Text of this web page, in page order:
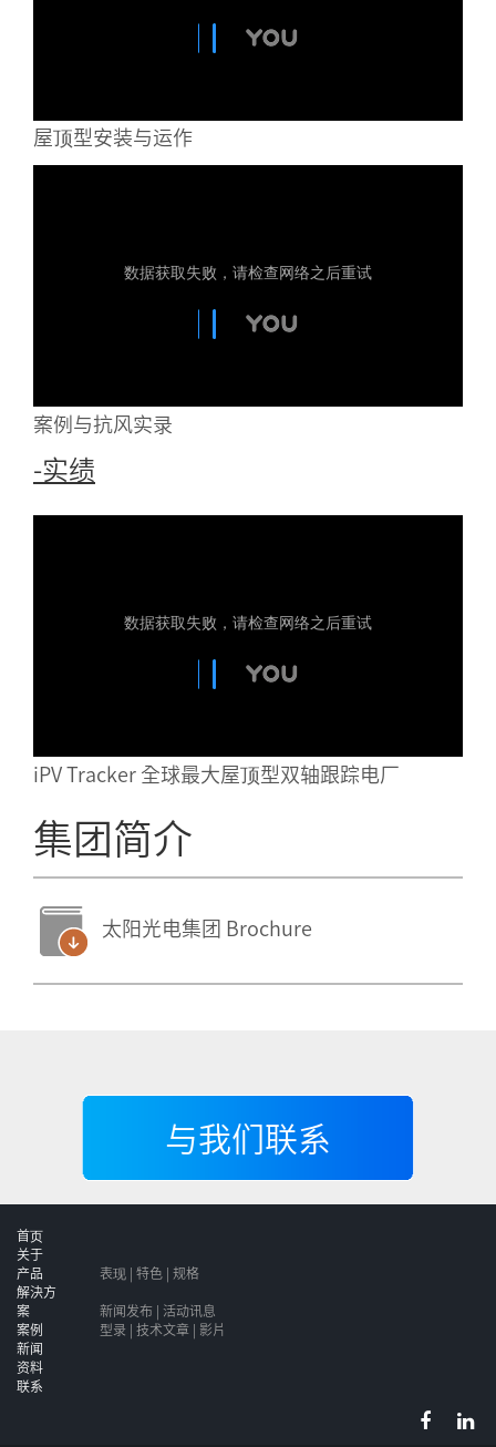
屋顶型安装与运作
案例与抗风实录
-实绩
iPV Tracker 全球最大屋顶型双轴跟踪电厂
集团简介
太阳光电集团 Brochure
与我们联系
首页
关于
产品
解決方
案
案例
新闻
资料
联系
表现 | 特色 | 规格
新闻发布 | 活动讯息
型录 | 技术文章 | 影片